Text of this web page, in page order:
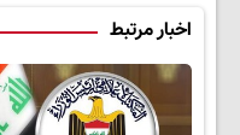
اخبار مرتبط